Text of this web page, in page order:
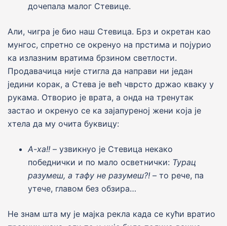
дочепала малог Стевице.
Али, чигра jе био наш Стевица. Брз и окретан као
мунгос, спретно се окренуо на прстима и поjурио
ка излазним вратима брзином светлости.
Продавачица ниjе стигла да направи ни jедан
jедини корак, а Стева jе већ чврсто држао кваку у
рукама. Отворио jе врата, а онда на тренутак
застао и окренуо се ка заjапуреноj жени коjа jе
хтела да му очита буквицу:
А-ха!! – узвикнуо jе Стевица некако
победнички и по мало осветнички: Турац
разумеш, а тафу не разумеш?! – то рече, па
утече, главом без обзира…
Не знам шта му jе маjка рекла када се кући вратио